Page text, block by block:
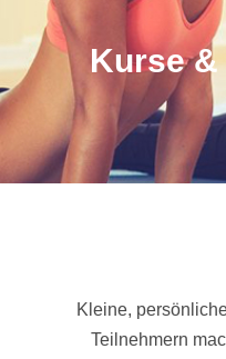
Kurse
Kleine,
Teilnehmern